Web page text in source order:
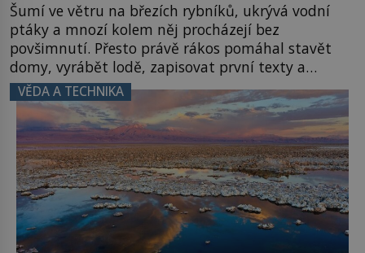
Šumí ve větru na březích rybníků, ukrývá vodní
ptáky a mnozí kolem něj procházejí bez
povšimnutí. Přesto právě rákos pomáhal stavět
domy, vyrábět lodě, zapisovat první texty a
inspiroval řadu pověstí. Tato skromná, ale
užitečná rostlina provází člověka už tisíce let.
Většina lidí vnímá rákos jen jako obyčejnou kulisu
letního koupání. Stačí se však podívat […]
VĚDA A TECHNIKA